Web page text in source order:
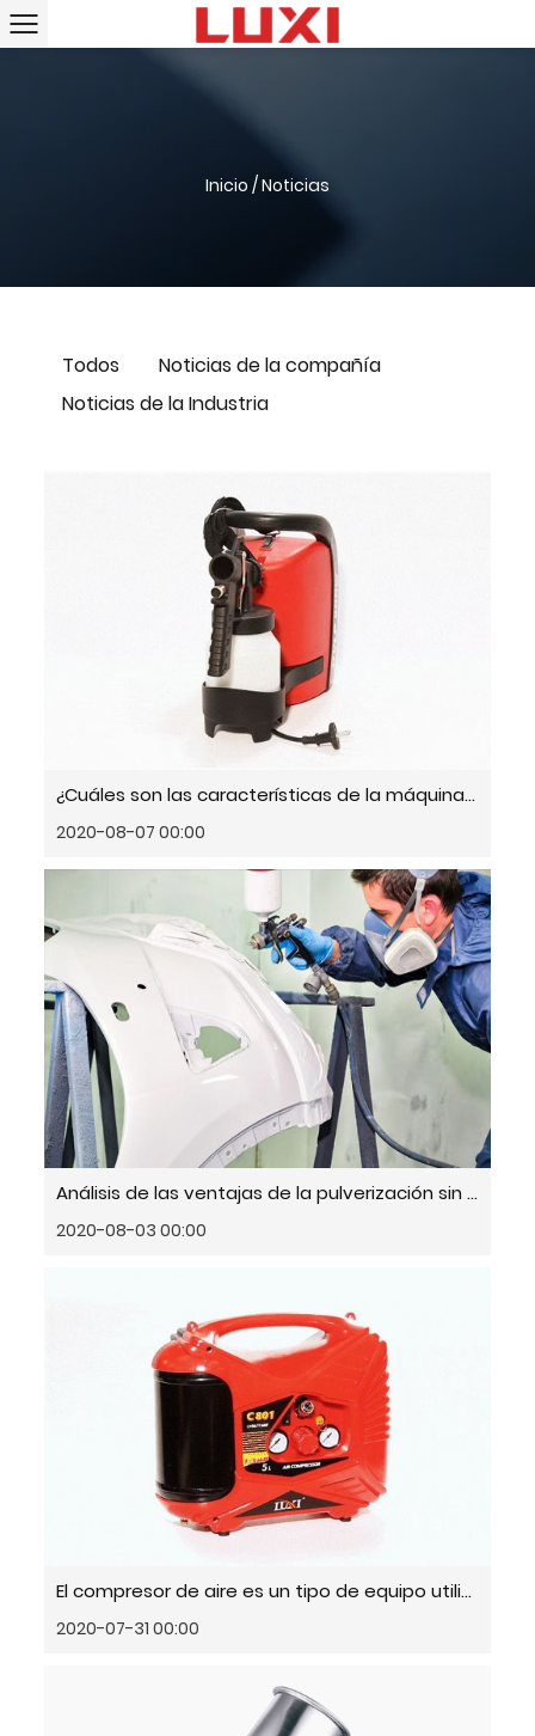
Inicio /Noticias
Todos
Noticias de la compañía
Noticias de la Industria
¿Cuáles son las características de la máquina de pulverización de pintura eléctrica?
2020-08-07 00:00
Análisis de las ventajas de la pulverización sin aire de alta presión y la pulverización tradicional
2020-08-03 00:00
El compresor de aire es un tipo de equipo utilizado para comprimir gas
2020-07-31 00:00